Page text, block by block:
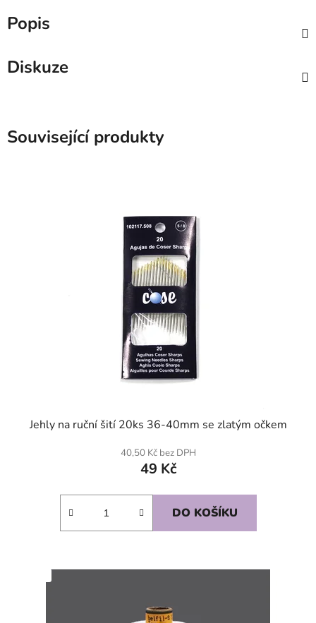
Popis
Diskuze
Související produkty
Jehly na ruční šití 20ks 36-40mm se zlatým očkem
40,50 Kč bez DPH
49 Kč
DO KOŠÍKU